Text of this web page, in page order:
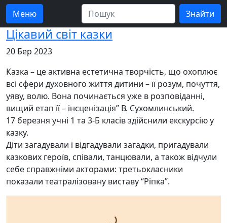
Меню
Цікавий світ казки
20 Бер 2023
Казка – це активна естетична творчість, що охоплює
всі сфери духовного життя дитини – її розум, почуття,
уяву, волю. Вона починається уже в розповіданні,
вищий етап її – інсценізація” В. Сухомлинський.
17 березня учні 1 та 3-Б класів здійснили екскурсію у
казку.
Діти загадували і відгадували загадки, пригадували
казкових героїв, співали, танцювали, а також відчули
себе справжніми акторами: третьокласники
показали театралізовану виставу “Ріпка”.